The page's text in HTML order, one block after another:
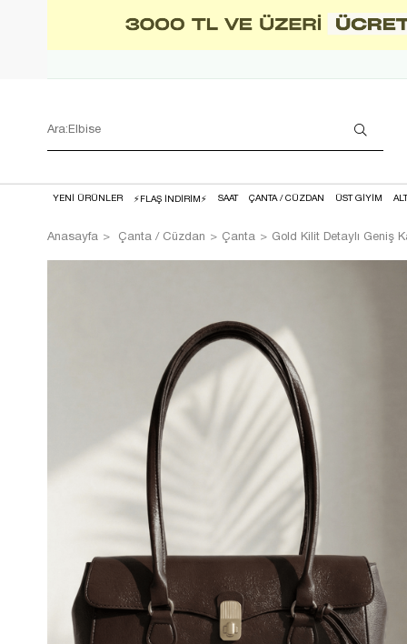
YENİ ÜRÜNLER ⚡FLAŞ İNDİRİM⚡ SAAT ÇANTA / CÜZDAN ÜST GİYİM
Anasayfa Çanta / Cüzdan Çanta Gold Kilit Detaylı Geniş